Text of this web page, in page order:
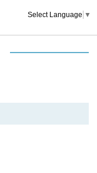
Select Language ▼